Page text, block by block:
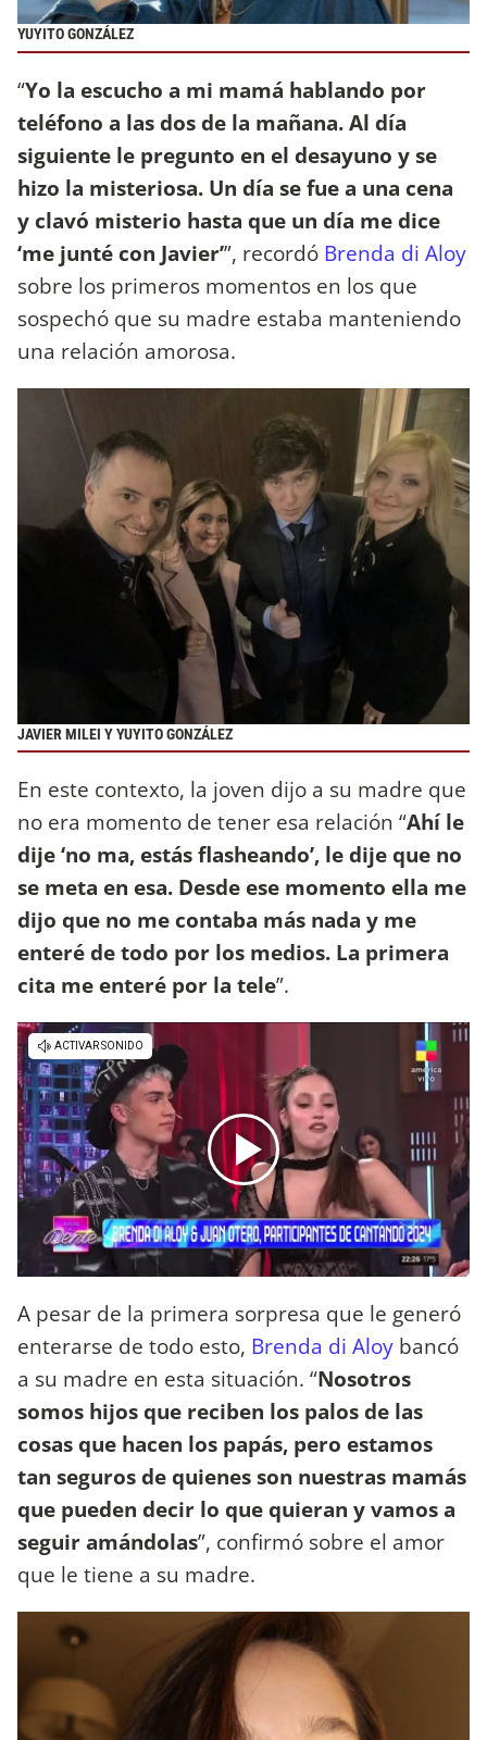
YUYITO GONZÁLEZ
“Yo la escucho a mi mamá hablando por
teléfono a las dos de la mañana. Al día
siguiente le pregunto en el desayuno y se
hizo la misteriosa. Un día se fue a una cena
y clavó misterio hasta que un día me dice
‘me junté con Javier’”, recordó Brenda di Aloy
sobre los primeros momentos en los que
sospechó que su madre estaba manteniendo
una relación amorosa.
JAVIER MILEI Y YUYITO GONZÁLEZ
En este contexto, la joven dijo a su madre que
no era momento de tener esa relación “Ahí le
dije ‘no ma, estás flasheando’, le dije que no
se meta en esa. Desde ese momento ella me
dijo que no me contaba más nada y me
enteré de todo por los medios. La primera
cita me enteré por la tele”.
A pesar de la primera sorpresa que le generó
enterarse de todo esto, Brenda di Aloy bancó
a su madre en esta situación. “Nosotros
somos hijos que reciben los palos de las
cosas que hacen los papás, pero estamos
tan seguros de quienes son nuestras mamás
que pueden decir lo que quieran y vamos a
seguir amándolas”, confirmó sobre el amor
que le tiene a su madre.